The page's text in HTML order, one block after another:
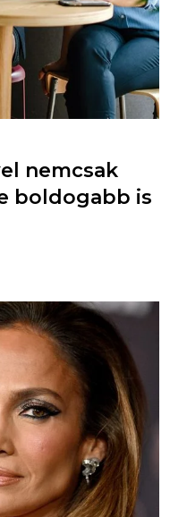
nemcsak
boldogabb is